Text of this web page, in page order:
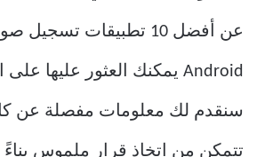
عن أفضل 10 تطبيقات
Android يمكنك العثور عليها على الإنترنت حتى الآن.
سنقدم لك معلومات مفصلة عن
تتمكن من اتخاذ قرار ملموس